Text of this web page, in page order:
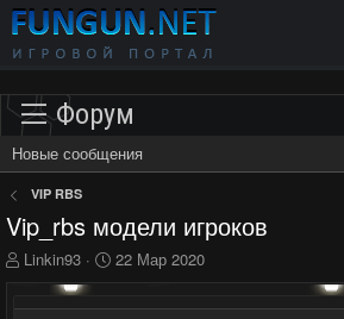
Форум
Новые сообщения
VIP RBS
Vip_rbs модели игроков
А
в
Linkin93
Д
а
22 Мар 2020